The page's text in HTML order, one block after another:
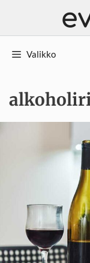
Valikko